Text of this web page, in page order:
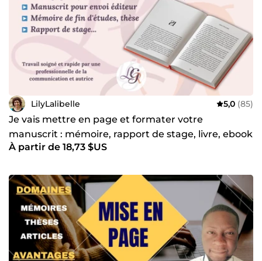
LilyLalibelle 5,0 (85)
Je vais mettre en page et formater votre
manuscrit : mémoire, rapport de stage, livre, ebook
À partir de 18,73 $US